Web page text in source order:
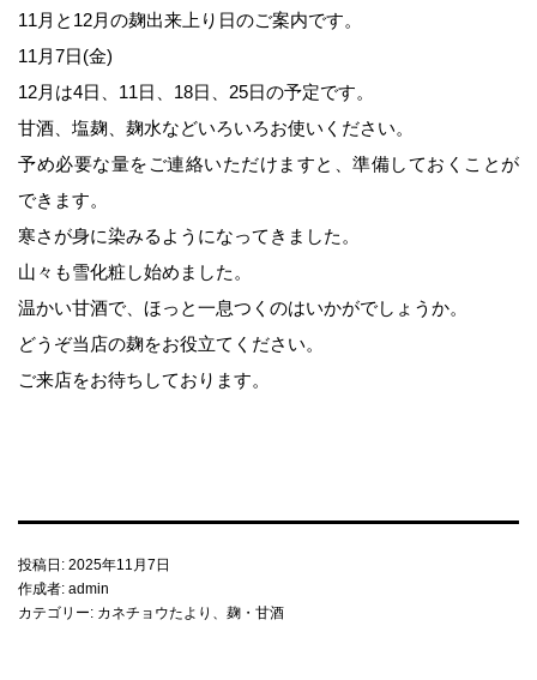
イベントのご案内
みそづくり教室
出張味噌作り講座
麹出来上がり日のご案内
味噌の即売会
味噌
麹・甘酒
11月と12月の麹出来上り日のご案内です。
11月7日(金)
12月は4日、11日、18日、25日の予定です。
甘酒、塩麹、麹水などいろいろお使いください。
予め必要な量をご連絡いただけますと、準備しておくことが
できます。
寒さが身に染みるようになってきました。
山々も雪化粧し始めました。
温かい甘酒で、ほっと一息つくのはいかがでしょうか。
どうぞ当店の麹をお役立てください。
ご来店をお待ちしております。
投稿日: 2025年11月7日
作成者: admin
カテゴリー: カネチョウたより 、 麹・甘酒